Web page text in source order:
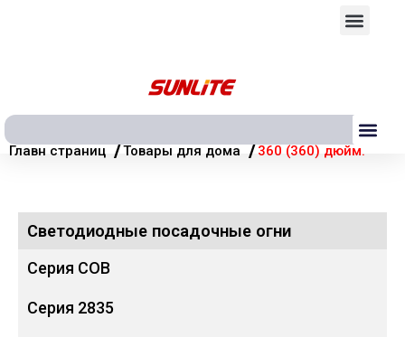
Главн страниц /Товары для дома /360 (360) дюйм.
Светодиодные посадочные огни
Серия COB
Серия 2835